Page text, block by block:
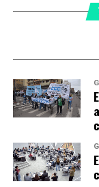
Entre los
los y las
aún por su
adquirió la
masculina
mundo en la
significó el
“Que todo esto